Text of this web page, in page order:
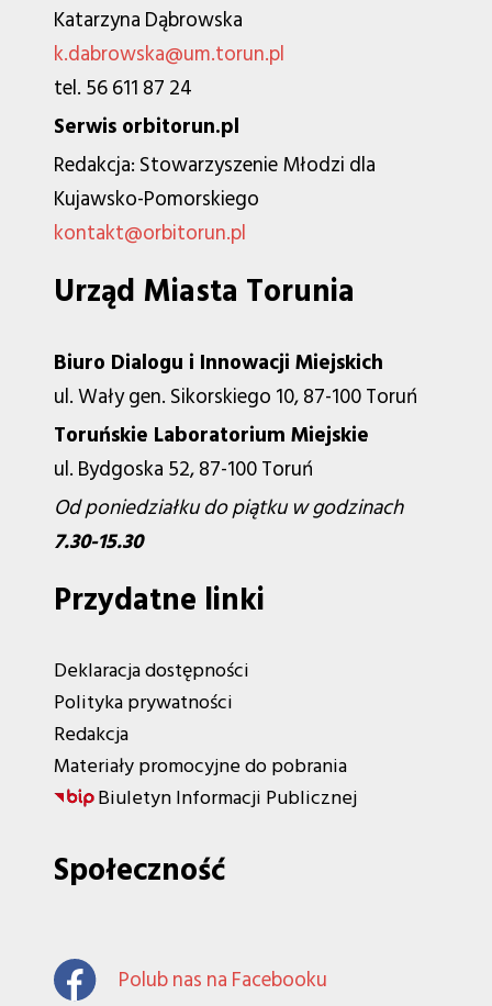
Katarzyna Dąbrowska
k.dabrowska@um.torun.pl
tel. 56 611 87 24
Serwis orbitorun.pl
Redakcja: Stowarzyszenie Młodzi dla
Kujawsko-Pomorskiego
kontakt@orbitorun.pl
Urząd Miasta Torunia
Biuro Dialogu i Innowacji Miejskich
ul. Wały gen. Sikorskiego 10, 87-100 Toruń
Toruńskie Laboratorium Miejskie
ul. Bydgoska 52, 87-100 Toruń
Od poniedziałku do piątku w godzinach
7.30-15.30
Przydatne linki
Deklaracja dostępności
Polityka prywatności
Redakcja
Materiały promocyjne do pobrania
Biuletyn Informacji Publicznej
Społeczność
Polub nas na Facebooku